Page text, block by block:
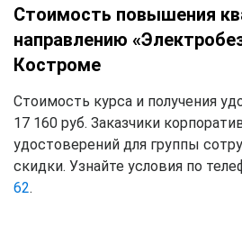
Стоимость повышения
направлению
Костроме
Стоимость курса и получения
17 160 руб. Заказчики
удостоверений для группы
скидки. Узнайте условия по
62.